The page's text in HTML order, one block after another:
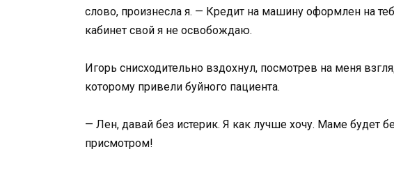
слово, произнесла я. — Кредит на машину оформлен на
кабинет свой я не освобождаю.
Игорь снисходительно вздохнул, посмотрев на меня
которому привели буйного пациента.
— Лен, давай без истерик. Я как лучше хочу. Маме будет
присмотром!